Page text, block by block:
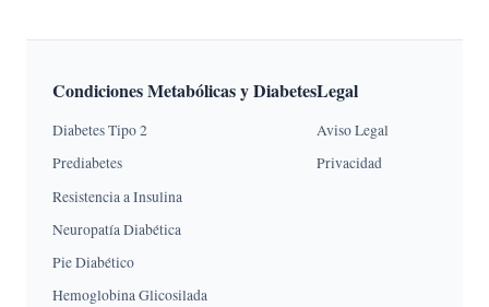
Condiciones Metabólicas y Diabetes
Diabetes Tipo 2
Prediabetes
Resistencia a Insulina
Neuropatía Diabética
Pie Diabético
Hemoglobina Glicosilada
Legal
Aviso Legal
Privacidad